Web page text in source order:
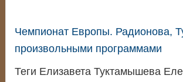
Чемпионат Европы. Радионова,
произвольными программами
Теги Елизавета Туктамышева